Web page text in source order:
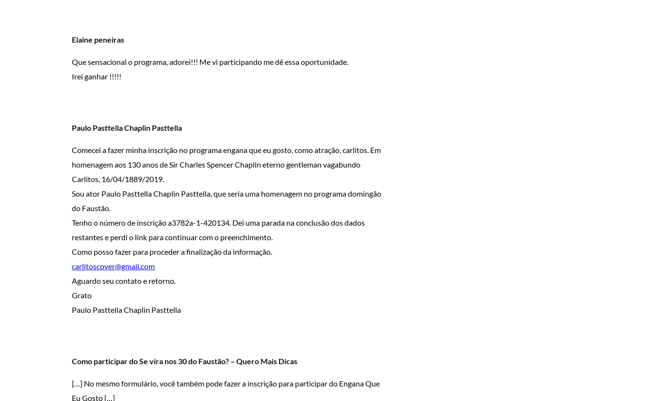
Elaine peneiras
Que sensacional o programa, adorei!!! Me vi participando me dê essa oportunidade.
Irei ganhar !!!!!
Paulo Pasttella Chaplin Pasttella
Comecei a fazer minha inscrição no programa engana que eu gosto, como atração, carlitos. Em
homenagem aos 130 anos de Sir Charles Spencer Chaplin eterno gentleman vagabundo
Carlitos, 16/04/1889/2019.
Sou ator Paulo Pasttella Chaplin Pasttella, que seria uma homenagem no programa domingão
do Faustão.
Tenho o número de inscrição a3782a-1-420134. Dei uma parada na conclusão dos dados
restantes e perdi o link para continuar com o preenchimento.
Como posso fazer para proceder a finalização da informação.
carlitoscover@gmail.com
Aguardo seu contato e retorno.
Grato
Paulo Pasttella Chaplin Pasttella
Como participar do Se vira nos 30 do Faustão? – Quero Mais Dicas
[…] No mesmo formulário, você também pode fazer a inscrição para participar do Engana Que
Eu Gosto […]